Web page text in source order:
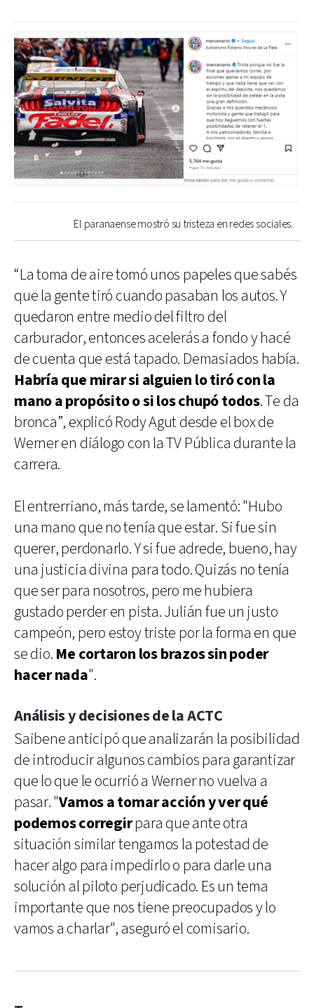
El paranaense mostró su tristeza en redes sociales.
“La toma de aire tomó unos papeles que sabés
que la gente tiró cuando pasaban los autos. Y
quedaron entre medio del filtro del
carburador, entonces acelerás a fondo y hacé
de cuenta que está tapado. Demasiados había.
Habría que mirar si alguien lo tiró con la
mano a propósito o si los chupó todos. Te da
bronca”, explicó Rody Agut desde el box de
Werner en diálogo con la TV Pública durante la
carrera.
El entrerriano, más tarde, se lamentó: "Hubo
una mano que no tenía que estar. Si fue sin
querer, perdonarlo. Y si fue adrede, bueno, hay
una justicia divina para todo. Quizás no tenía
que ser para nosotros, pero me hubiera
gustado perder en pista. Julián fue un justo
campeón, pero estoy triste por la forma en que
se dio. Me cortaron los brazos sin poder
hacer nada".
Análisis y decisiones de la ACTC
Saibene anticipó que analizarán la posibilidad
de introducir algunos cambios para garantizar
que lo que le ocurrió a Werner no vuelva a
pasar. "Vamos a tomar acción y ver qué
podemos corregirpara que ante otra
situación similar tengamos la potestad de
hacer algo para impedirlo o para darle una
solución al piloto perjudicado. Es un tema
importante que nos tiene preocupados y lo
vamos a charlar", aseguró el comisario.